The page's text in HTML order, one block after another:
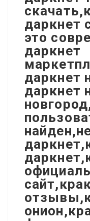
даркнет
это
даркнет
даркнет
даркнет